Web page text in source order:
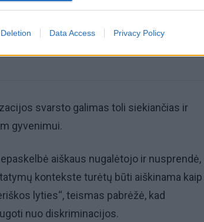
Data Access Privacy Policy
horoskopas rugpjūčio 6 dienai:
svarsto galimas toli siekiančias ir
gyvenimui.
aiškaus nugalėtojo ir nusprendė,
kontekste turėtų būti aiškinama kaip
lyties“, teismas pabrėžė, kad
nuo diskriminacijos.